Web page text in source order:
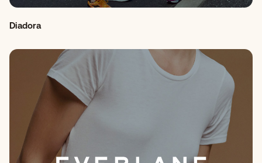
Diadora